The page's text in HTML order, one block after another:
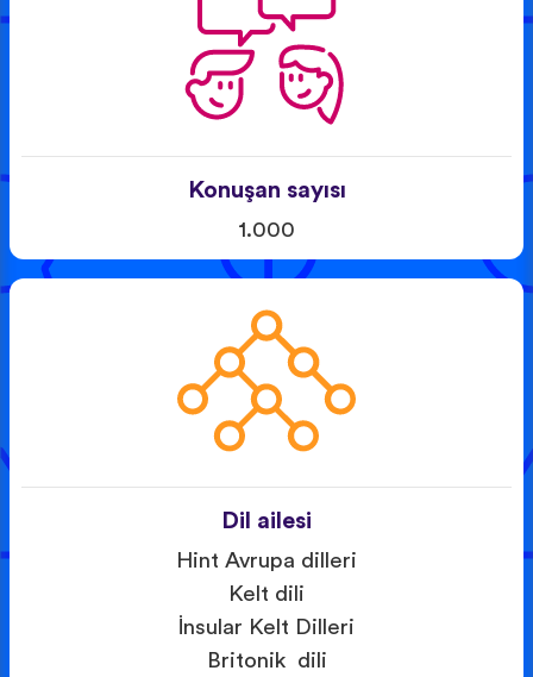
Konuşan sayısı
1.000
Dil ailesi
Hint Avrupa dilleri
Kelt dili
İnsular Kelt Dilleri
Britonik dili